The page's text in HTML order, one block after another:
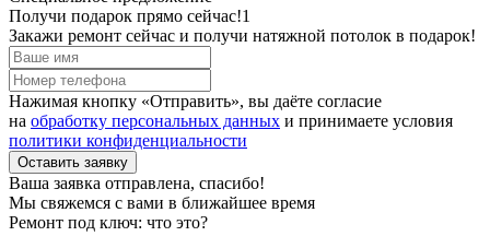
Получи подарок прямо сейчас!1
Закажи ремонт сейчас и получи натяжной потолок в подарок!
Нажимая кнопку «Отправить», вы даёте согласие
на обработку персональных данных и принимаете условия
политики конфиденциальности
Оставить заявку
Ваша заявка отправлена, спасибо!
Мы свяжемся с вами в ближайшее время
Ремонт под ключ: что это?